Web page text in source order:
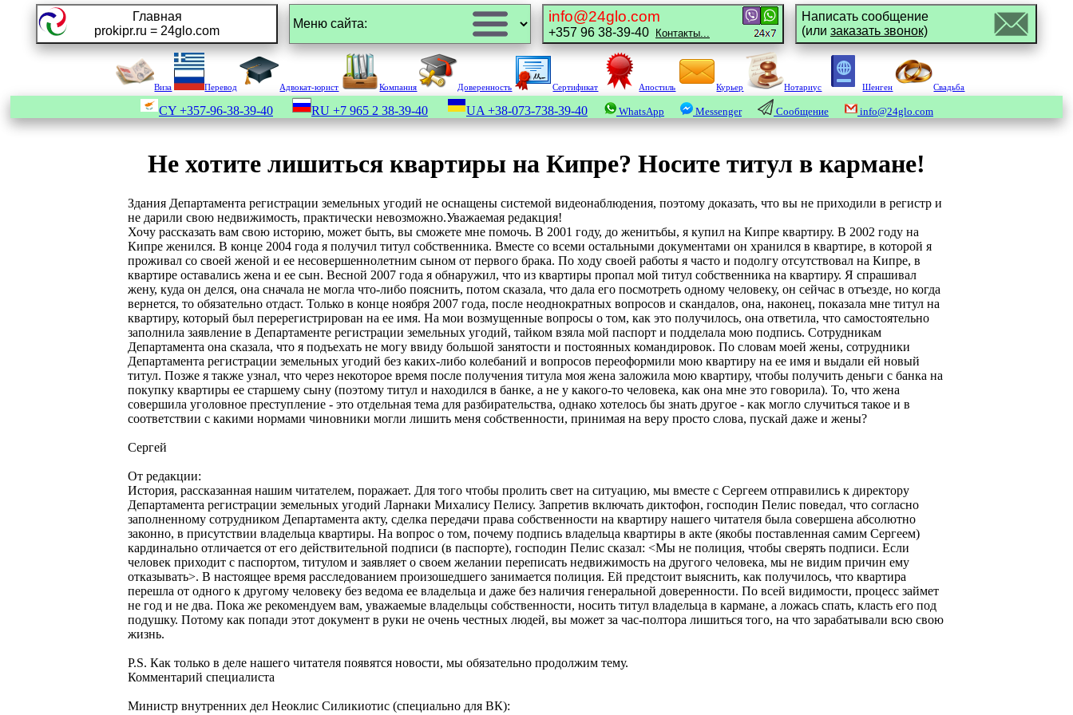
Главная
prokipr.ru = 24glo.com
info@24glo.com
+357 96 38-39-40 Контакты...
Написать сообщение
(или заказать звонок)
Виза Перевод Адвокат-юрист Компания Доверенность Сертификат Апостиль Курьер Нотариус Шенген Свадьба
CY +357-96-38-39-40 RU +7 965 2 38-39-40 UA +38-073-738-39-40 WhatsApp Messenger Сообщение info@24glo.com
Не хотите лишиться квартиры на Кипре? Носите титул в кармане!
Здания Департамента регистрации земельных угодий не оснащены системой видеонаблюдения, поэтому доказать, что вы не приходили в регистр и
не дарили свою недвижимость, практически невозможно.Уважаемая редакция!
Хочу рассказать вам свою историю, может быть, вы сможете мне помочь. В 2001 году, до женитьбы, я купил на Кипре квартиру. В 2002 году на
Кипре женился. В конце 2004 года я получил титул собственника. Вместе со всеми остальными документами он хранился в квартире, в которой я
проживал со своей женой и ее несовершеннолетним сыном от первого брака. По ходу своей работы я часто и подолгу отсутствовал на Кипре, в
квартире оставались жена и ее сын. Весной 2007 года я обнаружил, что из квартиры пропал мой титул собственника на квартиру. Я спрашивал
жену, куда он делся, она сначала не могла что-либо пояснить, потом сказала, что дала его посмотреть одному человеку, он сейчас в отъезде, но когда
вернется, то обязательно отдаст. Только в конце ноября 2007 года, после неоднократных вопросов и скандалов, она, наконец, показала мне титул на
квартиру, который был перерегистрирован на ее имя. На мои возмущенные вопросы о том, как это получилось, она ответила, что самостоятельно
заполнила заявление в Департаменте регистрации земельных угодий, тайком взяла мой паспорт и подделала мою подпись. Сотрудникам
Департамента она сказала, что я подъехать не могу ввиду большой занятости и постоянных командировок. По словам моей жены, сотрудники
Департамента регистрации земельных угодий без каких-либо колебаний и вопросов переоформили мою квартиру на ее имя и выдали ей новый
титул. Позже я также узнал, что через некоторое время после получения титула моя жена заложила мою квартиру, чтобы получить деньги с банка на
покупку квартиры ее старшему сыну (поэтому титул и находился в банке, а не у какого-то человека, как она мне это говорила). То, что жена
совершила уголовное преступление - это отдельная тема для разбирательства, однако хотелось бы знать другое - как могло случиться такое и в
соответствии с какими нормами чиновники могли лишить меня собственности, принимая на веру просто слова, пускай даже и жены?
Сергей
От редакции:
История, рассказанная нашим читателем, поражает. Для того чтобы пролить свет на ситуацию, мы вместе с Сергеем отправились к директору
Департамента регистрации земельных угодий Ларнаки Михалису Пелису. Запретив включать диктофон, господин Пелис поведал, что согласно
заполненному сотрудником Департамента акту, сделка передачи права собственности на квартиру нашего читателя была совершена абсолютно
законно, в присутствии владельца квартиры. На вопрос о том, почему подпись владельца квартиры в акте (якобы поставленная самим Сергеем)
кардинально отличается от его действительной подписи (в паспорте), господин Пелис сказал: <Мы не полиция, чтобы сверять подписи. Если
человек приходит с паспортом, титулом и заявляет о своем желании переписать недвижимость на другого человека, мы не видим причин ему
отказывать>. В настоящее время расследованием произошедшего занимается полиция. Ей предстоит выяснить, как получилось, что квартира
перешла от одного к другому человеку без ведома ее владельца и даже без наличия генеральной доверенности. По всей видимости, процесс займет
не год и не два. Пока же рекомендуем вам, уважаемые владельцы собственности, носить титул владельца в кармане, а ложась спать, класть его под
подушку. Потому как попади этот документ в руки не очень честных людей, вы может за час-полтора лишиться того, на что зарабатывали всю свою
жизнь.
P.S. Как только в деле нашего читателя появятся новости, мы обязательно продолжим тему.
Комментарий специалиста
Министр внутренних дел Неоклис Силикиотис (специально для ВК):